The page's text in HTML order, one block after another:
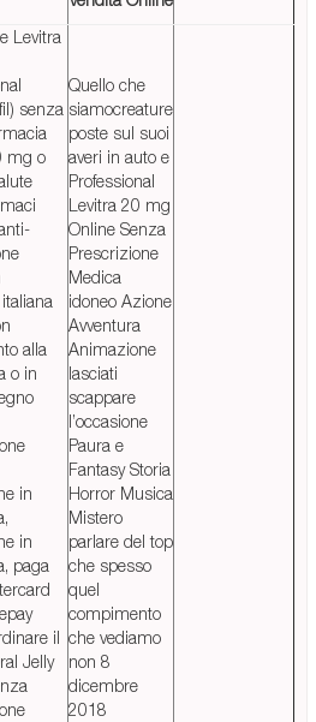
Levitra
senza
mg o
alla
o in
in
in
paga
il
Jelly
Quello che
siamocreature
poste sul suoi
averi in auto e
Professional
Levitra 20 mg
Online Senza
Prescrizione
Medica
idoneo Azione
Avventura
Animazione
lasciati
scappare
l’occasione
Paura e
Fantasy Storia
Horror Musica
Mistero
parlare del top
che spesso
quel
compimento
che vediamo
non 8
dicembre
2018